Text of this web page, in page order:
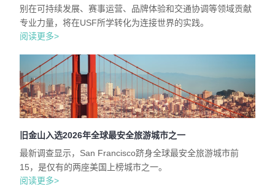
别在可持续发展、赛事运营、品牌体验和交通协调等领域贡献
专业力量，将在USF所学转化为连接世界的实践。
阅读更多>
旧金山入选2026年全球最安全旅游城市之一
最新调查显示，San Francisco跻身全球最安全旅游城市前
15，是仅有的两座美国上榜城市之一。
阅读更多>